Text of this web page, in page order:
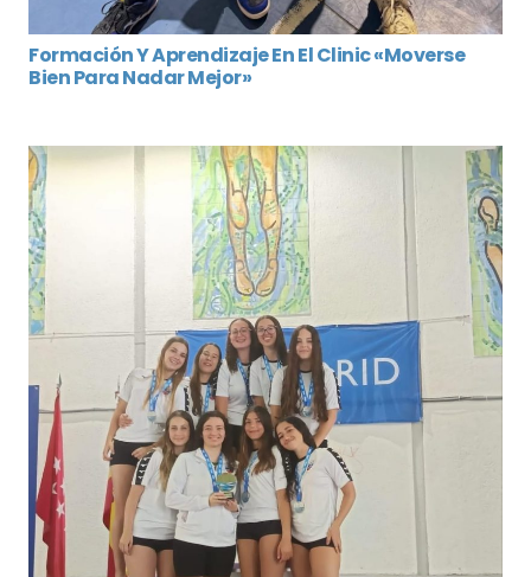
Formación Y Aprendizaje En El Clinic «Moverse
Bien Para Nadar Mejor»